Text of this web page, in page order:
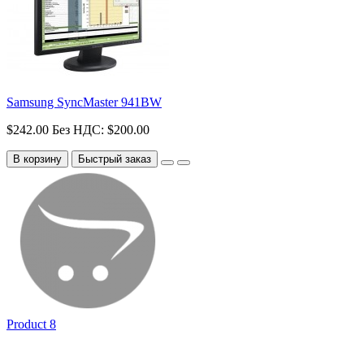
Samsung SyncMaster 941BW
$242.00 Без НДС: $200.00
В корзину Быстрый заказ
Product 8